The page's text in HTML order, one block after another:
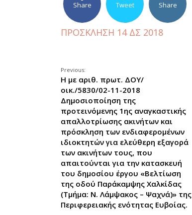
Share Tweet Share
ΠΡΟΣΚΛΗΣΗ 14 ΔΣ 2018
Previous:
Η με αριθ. πρωτ. ΔΟΥ/
οικ./5830/02-11-2018
Δημοσιοποίηση της
προτεινόμενης 1ης αναγκαστικής
απαλλοτρίωσης ακινήτων και
πρόσκληση των ενδιαφερομένων
ιδιοκτητών για ελεύθερη εξαγορά
των ακινήτων τους, που
απαιτούνται για την κατασκευή
του δημοσίου έργου «Βελτίωση
της οδού Παράκαμψης Χαλκίδας
(Τμήμα: Ν. Λάμψακος – Ψαχνά)» της
Περιφερειακής ενότητας Ευβοίας.